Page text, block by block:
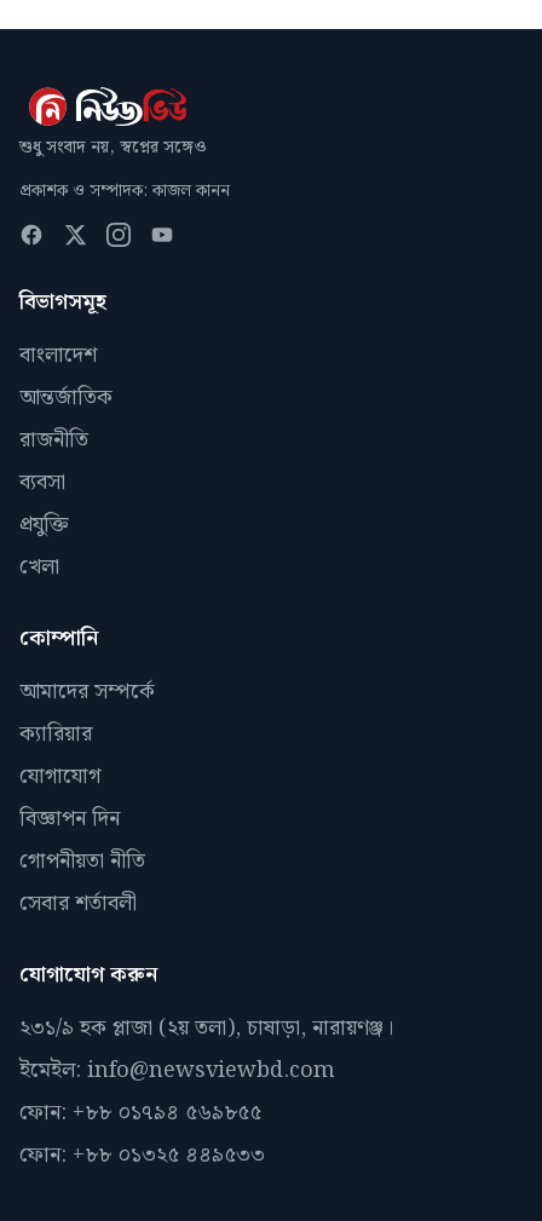
শুধু সংবাদ নয়, স্বপ্নের সঙ্গেও
প্রকাশক ও সম্পাদক: কাজল কানন
বিভাগসমূহ
বাংলাদেশ
আন্তর্জাতিক
রাজনীতি
ব্যবসা
প্রযুক্তি
খেলা
কোম্পানি
আমাদের সম্পর্কে
ক্যারিয়ার
যোগাযোগ
বিজ্ঞাপন দিন
গোপনীয়তা নীতি
সেবার শর্তাবলী
যোগাযোগ করুন
২৩১/৯ হক প্লাজা (২য় তলা), চাষাড়া, নারায়ণঞ্জ।
ইমেইল: info@newsviewbd.com
ফোন: +৮৮ ০১৭৯৪ ৫৬৯৮৫৫
ফোন: +৮৮ ০১৩২৫ ৪৪৯৫৩৩